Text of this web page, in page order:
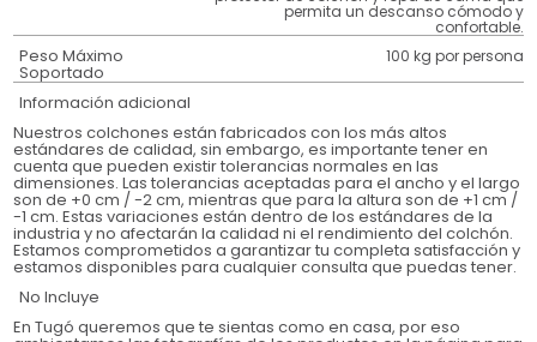
permita un descanso cómodo y
confortable.
Peso Máximo
Soportado
100 kg por persona
Información adicional
Nuestros colchones están fabricados con los más altos
estándares de calidad, sin embargo, es importante tener en
cuenta que pueden existir tolerancias normales en las
dimensiones. Las tolerancias aceptadas para el ancho y el largo
son de +0 cm / -2 cm, mientras que para la altura son de +1 cm /
-1 cm. Estas variaciones están dentro de los estándares de la
industria y no afectarán la calidad ni el rendimiento del colchón.
Estamos comprometidos a garantizar tu completa satisfacción y
estamos disponibles para cualquier consulta que puedas tener.
No Incluye
En Tugó queremos que te sientas como en casa, por eso